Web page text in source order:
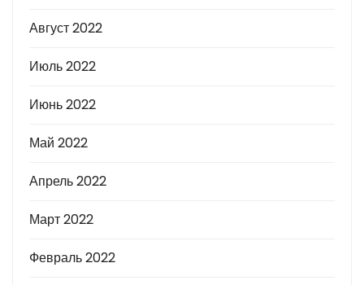
Август 2022
Июль 2022
Июнь 2022
Май 2022
Апрель 2022
Март 2022
Февраль 2022